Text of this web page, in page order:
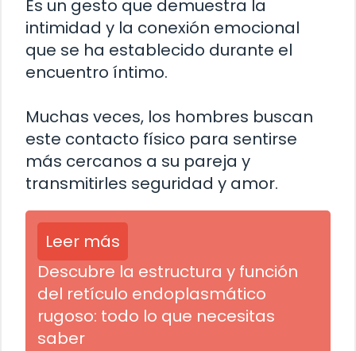
Es un gesto que demuestra la
intimidad y la conexión emocional
que se ha establecido durante el
encuentro íntimo.
Muchas veces, los hombres buscan
este contacto físico para sentirse
más cercanos a su pareja y
transmitirles seguridad y amor.
Leer más
Descubre la estructura y función
del retículo endoplasmático
rugoso: todo lo que necesitas
saber